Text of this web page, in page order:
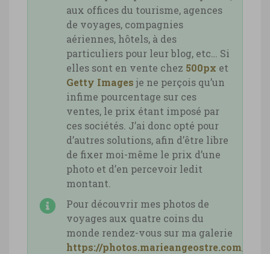
aux offices du tourisme, agences
de voyages, compagnies
aériennes, hôtels, à des
particuliers pour leur blog, etc… Si
elles sont en vente chez 500px et
Getty Images je ne perçois qu’un
infime pourcentage sur ces
ventes, le prix étant imposé par
ces sociétés. J’ai donc opté pour
d’autres solutions, afin d’être libre
de fixer moi-même le prix d’une
photo et d’en percevoir ledit
montant.
Pour découvrir mes photos de
voyages aux quatre coins du
monde rendez-vous sur ma galerie
https://photos.marieangeostre.com/